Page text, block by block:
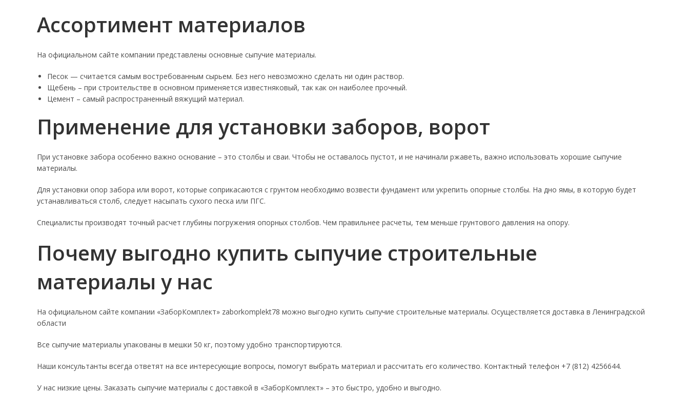
Ассортимент материалов
На официальном сайте компании представлены основные сыпучие материалы.
Песок — считается самым востребованным сырьем. Без него невозможно сделать ни один раствор.
Щебень – при строительстве в основном применяется известняковый, так как он наиболее прочный.
Цемент – самый распространенный вяжущий материал.
Применение для установки заборов, ворот
При установке забора особенно важно основание – это столбы и сваи. Чтобы не оставалось пустот, и не начинали ржаветь, важно использовать хорошие сыпучие
материалы.
Для установки опор забора или ворот, которые соприкасаются с грунтом необходимо возвести фундамент или укрепить опорные столбы. На дно ямы, в которую будет
устанавливаться столб, следует насыпать сухого песка или ПГС.
Специалисты производят точный расчет глубины погружения опорных столбов. Чем правильнее расчеты, тем меньше грунтового давления на опору.
Почему выгодно купить сыпучие строительные
материалы у нас
На официальном сайте компании «ЗаборКомплект» zaborkomplekt78 можно выгодно купить сыпучие строительные материалы. Осуществляется доставка в Ленинградской
области
Все сыпучие материалы упакованы в мешки 50 кг, поэтому удобно транспортируются.
Наши консультанты всегда ответят на все интересующие вопросы, помогут выбрать материал и рассчитать его количество. Контактный телефон +7 (812) 4256644.
У нас низкие цены. Заказать сыпучие материалы с доставкой в «ЗаборКомплект» – это быстро, удобно и выгодно.